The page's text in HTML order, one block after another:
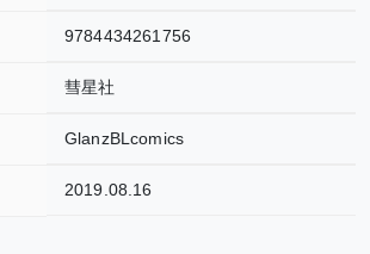
9784434261756
彗星社
GlanzBLcomics
2019.08.16